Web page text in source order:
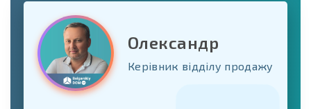
Олександр
Керівник відділу продажу